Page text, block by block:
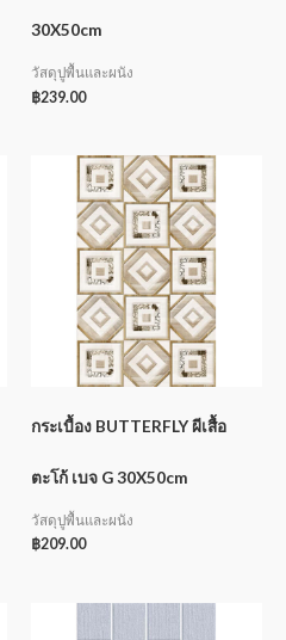
30X50cm
วัสดุปูพื้นและผนัง
฿239.00
กระเบื้อง BUTTERFLY ผีเสื้อ
ตะโก้ เบจ G 30X50cm
วัสดุปูพื้นและผนัง
฿209.00